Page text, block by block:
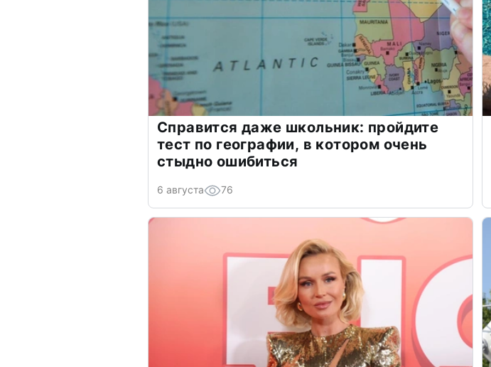
Справится даже школьник: пройдите
тест по географии, в котором очень
стыдно ошибиться
6 августа 76